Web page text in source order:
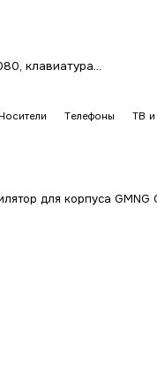
Носители Телефоны ТВ и
для корпуса GMNG